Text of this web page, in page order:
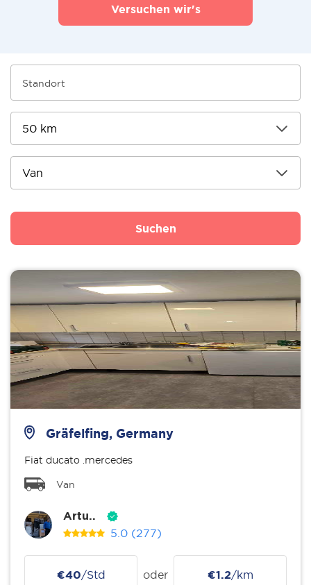
Versuchen wir's
Suchen
Gräfelfing, Germany
Fiat ducato .mercedes
Van
Artu..
5.0 (277)
€40/Std oder €1.2/km